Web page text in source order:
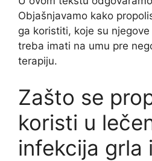
Objašnjavamo kako
ga koristiti, koje su
treba imati na umu pre
terapiju.
Zašto se
koristi u
infekcija grla